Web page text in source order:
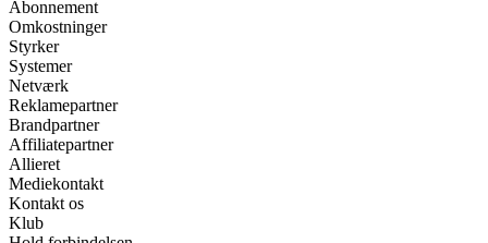
Abonnement
Omkostninger
Styrker
Systemer
Netværk
Reklamepartner
Brandpartner
Affiliatepartner
Allieret
Mediekontakt
Kontakt os
Klub